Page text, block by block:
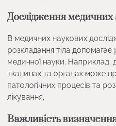
Дослідження медичних
В медичних наукових
розкладання тіла допомагає
медичної науки. Наприклад,
тканинах та органах може
патологічних процесів та
лікування.
Важливість